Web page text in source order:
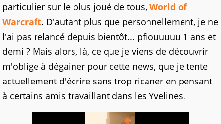
particulier sur le plus joué de tous, World of
Warcraft. D'autant plus que personnellement, je ne
l'ai pas relancé depuis bientôt... pfiouuuuu 1 ans et
demi ? Mais alors, là, ce que je viens de découvrir
m'oblige à dégainer pour cette news, que je tente
actuellement d'écrire sans trop ricaner en pensant
à certains amis travaillant dans les Yvelines.